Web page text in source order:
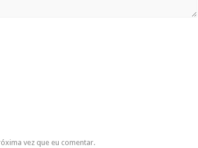
vez que eu comentar.